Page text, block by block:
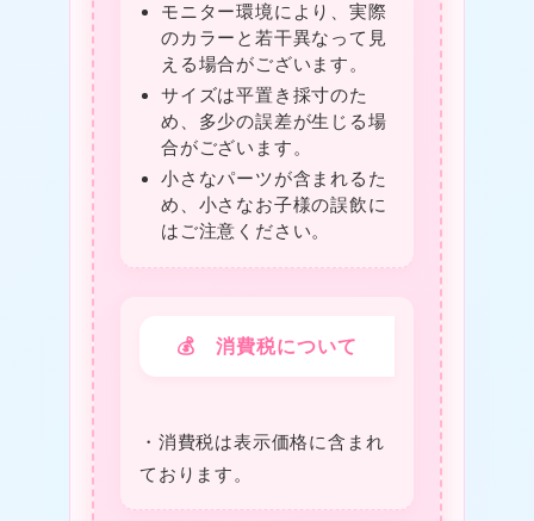
モニター環境により、実際
のカラーと若干異なって見
える場合がございます。
サイズは平置き採寸のた
め、多少の誤差が生じる場
合がございます。
小さなパーツが含まれるた
め、小さなお子様の誤飲に
はご注意ください。
💰 消費税について
・消費税は表⽰価格に含まれ
ております。
★